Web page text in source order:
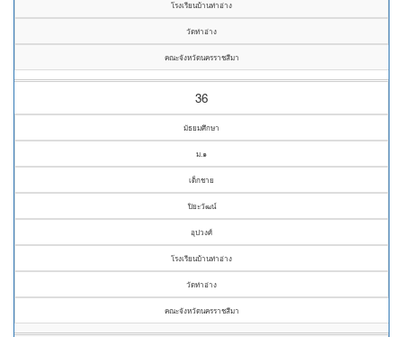
โรงเรียนบ้านท่าอ่าง
วัดท่าอ่าง
คณะจังหวัดนครราชสีมา
36
มัธยมศึกษา
ม.๑
เด็กชาย
ปิยะวัฒน์
อุปวงศ์
โรงเรียนบ้านท่าอ่าง
วัดท่าอ่าง
คณะจังหวัดนครราชสีมา